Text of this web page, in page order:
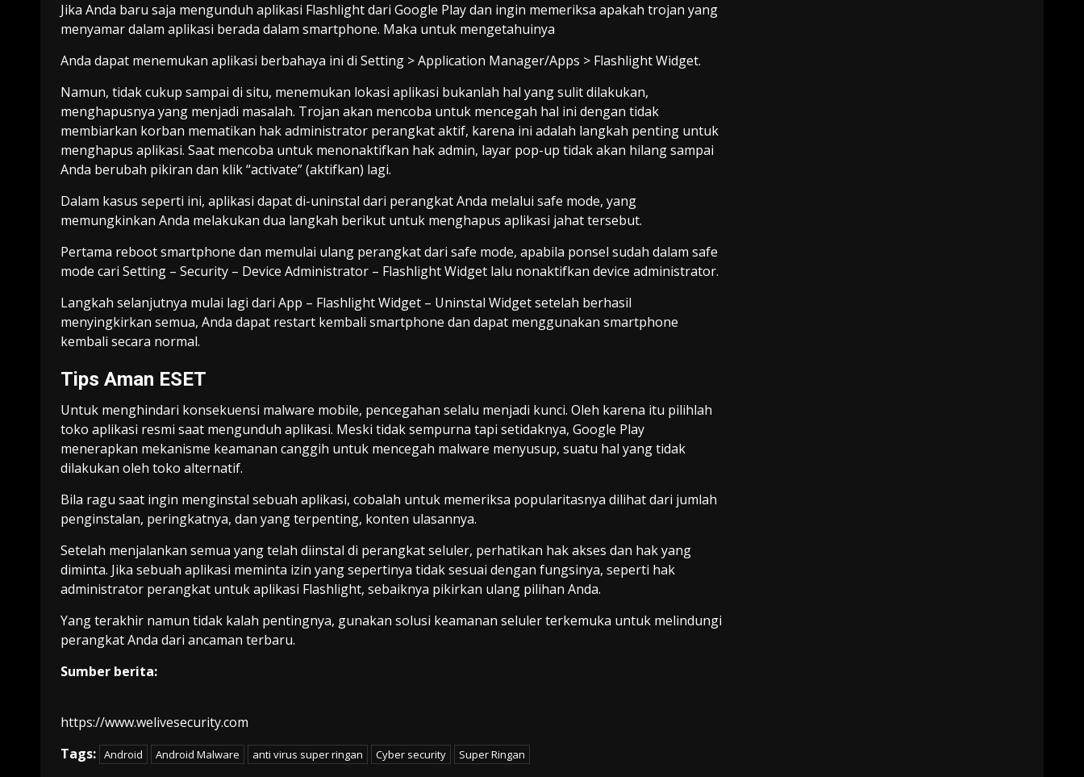
Jika Anda baru saja mengunduh aplikasi Flashlight dari Google Play dan ingin memeriksa apakah trojan yang
menyamar dalam aplikasi berada dalam smartphone. Maka untuk mengetahuinya
Anda dapat menemukan aplikasi berbahaya ini di Setting > Application Manager/Apps > Flashlight Widget.
Namun, tidak cukup sampai di situ, menemukan lokasi aplikasi bukanlah hal yang sulit dilakukan,
menghapusnya yang menjadi masalah. Trojan akan mencoba untuk mencegah hal ini dengan tidak
membiarkan korban mematikan hak administrator perangkat aktif, karena ini adalah langkah penting untuk
menghapus aplikasi. Saat mencoba untuk menonaktifkan hak admin, layar pop-up tidak akan hilang sampai
Anda berubah pikiran dan klik “activate” (aktifkan) lagi.
Dalam kasus seperti ini, aplikasi dapat di-uninstal dari perangkat Anda melalui safe mode, yang
memungkinkan Anda melakukan dua langkah berikut untuk menghapus aplikasi jahat tersebut.
Pertama reboot smartphone dan memulai ulang perangkat dari safe mode, apabila ponsel sudah dalam safe
mode cari Setting – Security – Device Administrator – Flashlight Widget lalu nonaktifkan device administrator.
Langkah selanjutnya mulai lagi dari App – Flashlight Widget – Uninstal Widget setelah berhasil
menyingkirkan semua, Anda dapat restart kembali smartphone dan dapat menggunakan smartphone
kembali secara normal.
Tips Aman ESET
Untuk menghindari konsekuensi malware mobile, pencegahan selalu menjadi kunci. Oleh karena itu pilihlah
toko aplikasi resmi saat mengunduh aplikasi. Meski tidak sempurna tapi setidaknya, Google Play
menerapkan mekanisme keamanan canggih untuk mencegah malware menyusup, suatu hal yang tidak
dilakukan oleh toko alternatif.
Bila ragu saat ingin menginstal sebuah aplikasi, cobalah untuk memeriksa popularitasnya dilihat dari jumlah
penginstalan, peringkatnya, dan yang terpenting, konten ulasannya.
Setelah menjalankan semua yang telah diinstal di perangkat seluler, perhatikan hak akses dan hak yang
diminta. Jika sebuah aplikasi meminta izin yang sepertinya tidak sesuai dengan fungsinya, seperti hak
administrator perangkat untuk aplikasi Flashlight, sebaiknya pikirkan ulang pilihan Anda.
Yang terakhir namun tidak kalah pentingnya, gunakan solusi keamanan seluler terkemuka untuk melindungi
perangkat Anda dari ancaman terbaru.
Sumber berita:
https://www.welivesecurity.com
Tags: Android Android Malware anti virus super ringan Cyber security Super Ringan